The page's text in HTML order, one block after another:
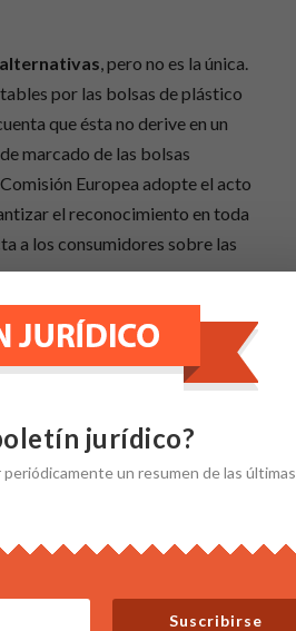
alternativas , pero no es la única.
por las bolsas de plástico
que ésta no derive en un
marcado de las bolsas
Europea adopte el acto
el reconocimiento en toda
a los consumidores sobre las
de un precio por dichas
reciclado igual o superior
de 2020, un porcentaje
menor. A los efectos de
reciclado, los
dicho porcentaje.
online
así como a las
a distancia, si bien estos
establecida en la Ley
jurídico?
periódicamente un resumen de las últimas
Suscribirse